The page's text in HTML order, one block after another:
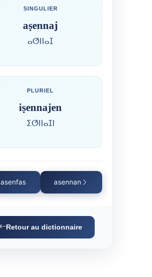
SINGULIER
aṣennaj
ⴰⵚⵏⵏⴰⵊ
PLURIEL
iṣennajen
ⵉⵚⵏⵏⴰⵊⵏ
asenfas asennan
Retour au dictionnaire